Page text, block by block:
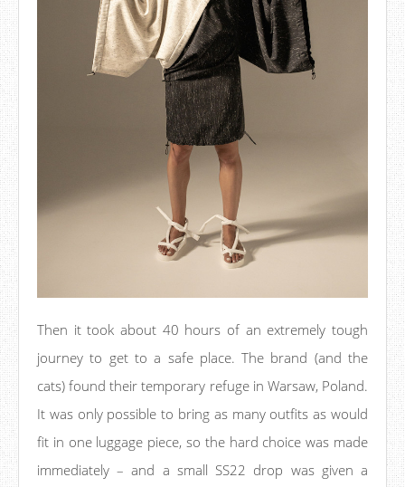
Then it took about 40 hours of an extremely tough
journey to get to a safe place. The brand (and the
cats) found their temporary refuge in Warsaw, Poland.
It was only possible to bring as many outfits as would
fit in one luggage piece, so the hard choice was made
immediately – and a small SS22 drop was given a